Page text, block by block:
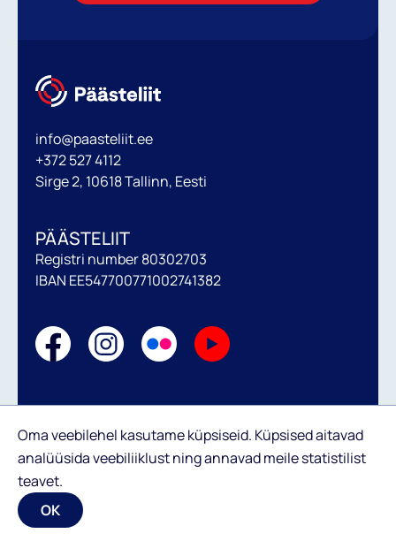
info@paasteliit.ee
+372 527 4112
Sirge 2, 10618 Tallinn, Eesti
PÄÄSTELIIT
Registri number 80302703
IBAN EE547700771002741382
Oma veebilehel kasutame küpsiseid. Küpsised aitavad
analüüsida veebiliiklust ning annavad meile statistilist
teavet.
OK